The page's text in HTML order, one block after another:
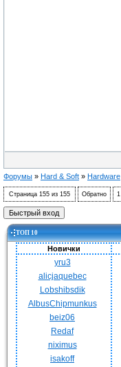
Форумы » Hard & Soft » Hardware
Страница 155 из 155 Обратно 1
ТОП 10
Новички
yru3
alicjaquebec
Lobshibsdik
AlbusChipmunkus
beiz06
Redaf
niximus
isakoff